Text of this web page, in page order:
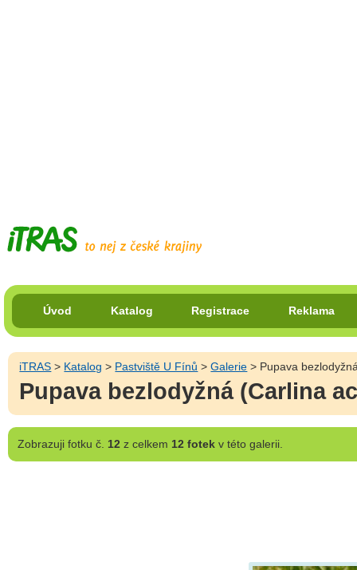
Úvod Katalog Registrace Reklama
iTRAS > Katalog > Pastviště U Fínů >Galerie > Pupava
Pupava bezlodyžná (Carlina
Zobrazujifotku č. 12 z celkem 12 fotekv této galerii.